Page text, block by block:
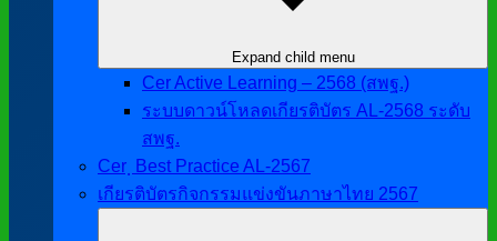
Expand child menu
Cer Active Learning – 2568 (สพฐ.)
ระบบดาวน์โหลดเกียรติบัตร AL-2568 ระดับ
สพฐ.
Cer ฺ Best Practice AL-2567
เกียรติบัตรกิจกรรมแข่งขันภาษาไทย 2567